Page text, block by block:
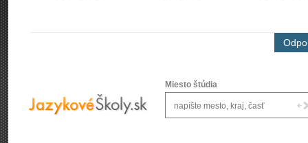
Miesto štúdia